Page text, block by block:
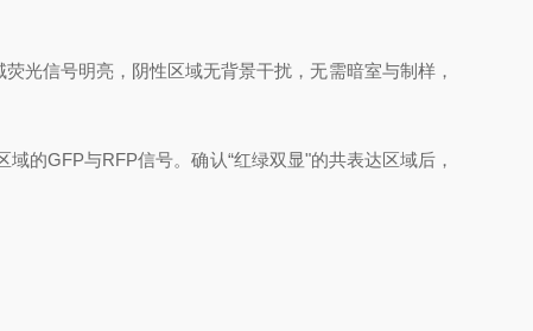
光信号明亮，阴性区域无背景干扰，无需暗室与制样，
的GFP与RFP信号。确认“红绿双显"的共表达区域后，